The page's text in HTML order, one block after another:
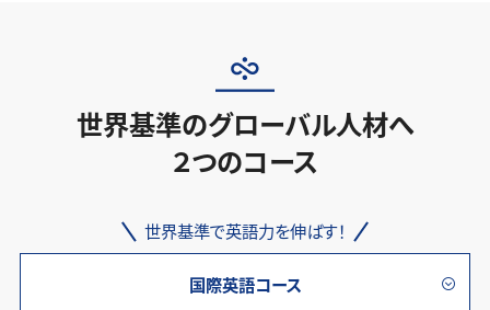
世界基準のグローバル人材へ
２つのコース
世界基準で英語力を伸ばす！
国際英語コース